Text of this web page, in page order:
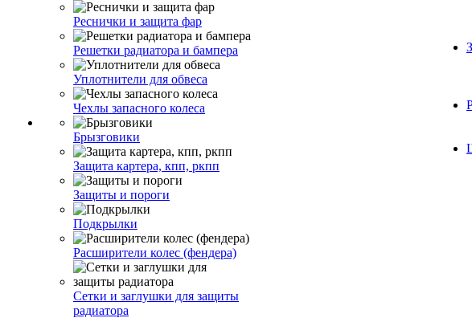
Реснички и защита фар
Решетки радиатора и бампера
Уплотнители для обвеса
Чехлы запасного колеса
Брызговики
Защита картера, кпп, ркпп
Защиты и пороги
Подкрылки
Расширители колес (фендера)
Сетки и заглушки для защиты
радиатора